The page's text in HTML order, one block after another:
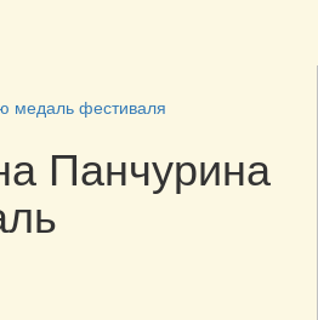
медаль фестиваля
Панчурина